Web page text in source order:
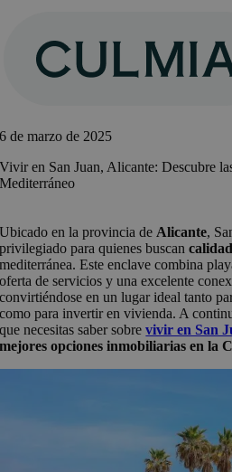
contenido
6 de marzo de 2025
Vivir en San Juan, Alicante: Descubre
Mediterráneo
Ubicado en la provincia de Alicante,
privilegiado para quienes buscan
mediterránea. Este enclave combina
oferta de servicios y una excelente
convirtiéndose en un lugar ideal tanto
como para invertir en vivienda. A
que necesitas saber sobrevivir en San
mejores opciones inmobiliarias en la